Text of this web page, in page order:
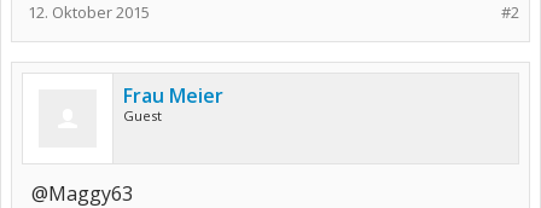
#2
12. Oktober 2015
Frau Meier
Guest
@Maggy63